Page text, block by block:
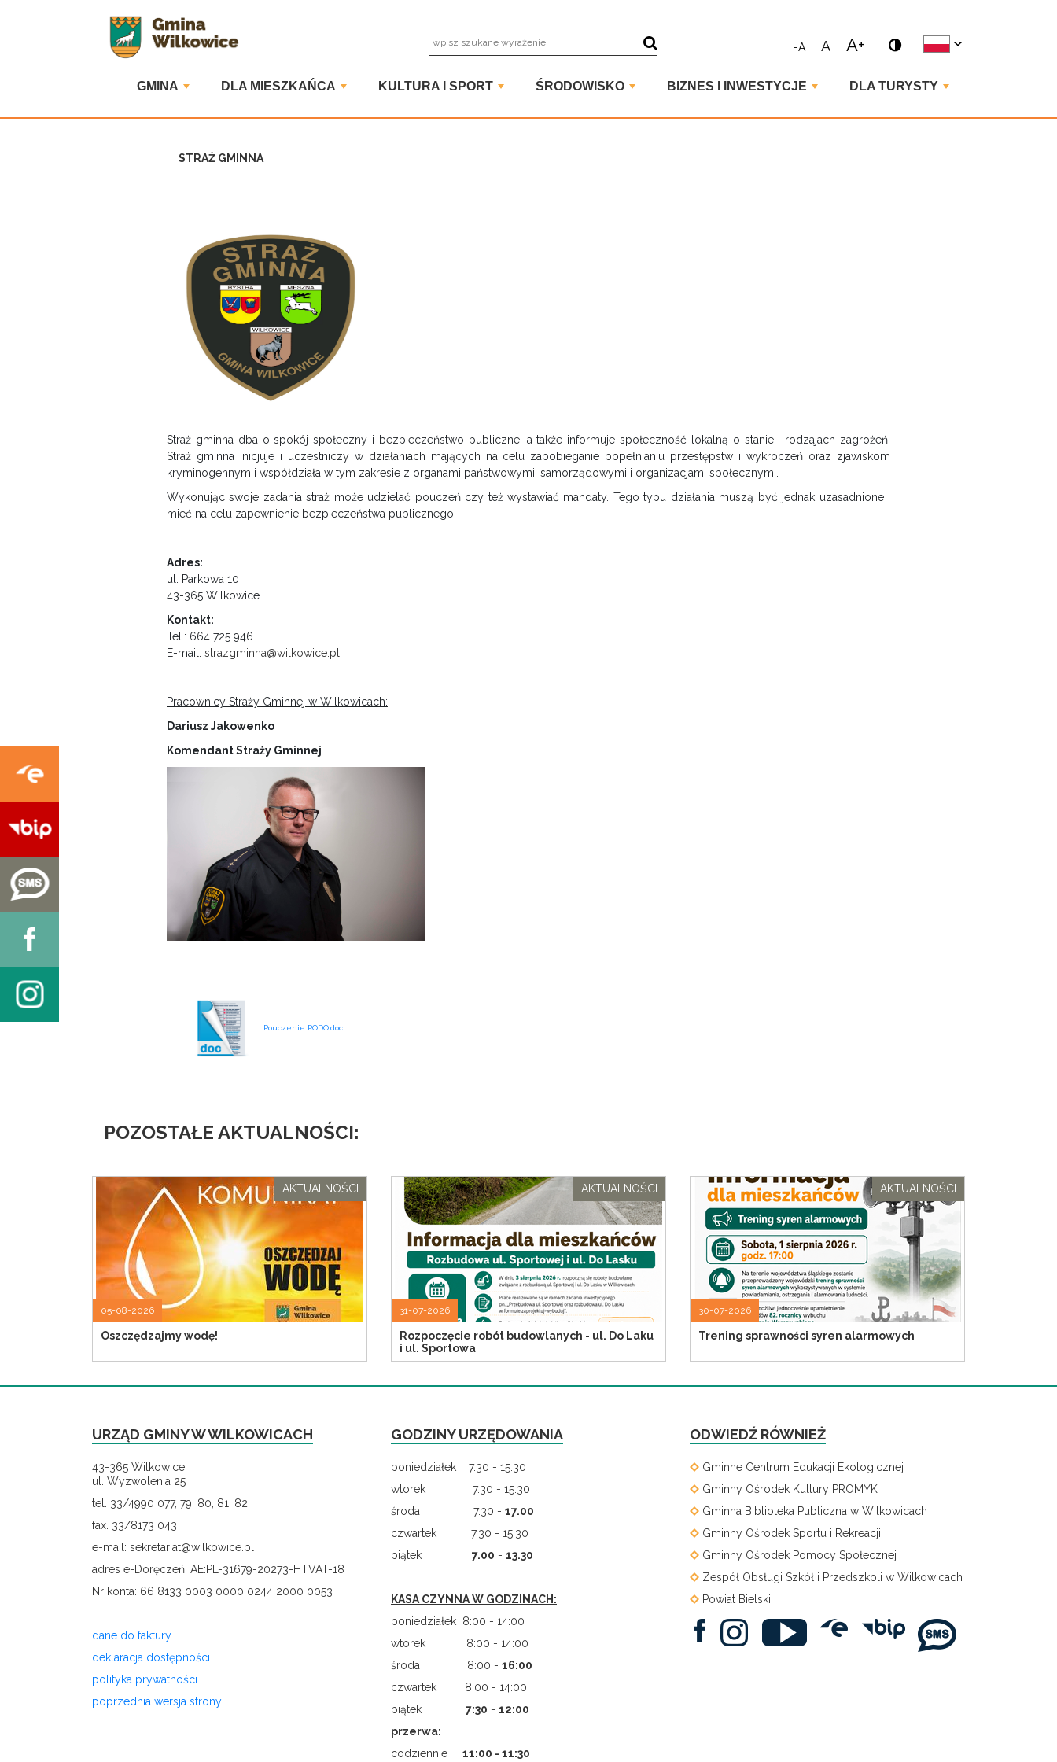
-A A A+
GMINA DLA MIESZKAŃCA KULTURA I SPORT ŚRODOWISKO BIZNES I INWESTYCJE DLA TURYSTY
STRAŻ GMINNA
Straż gminna dba ospokój społeczny i bezpieczeństwo publiczne, a także informuje społeczność lokalną o stanie i rodzajach zagrożeń,
Straż gminna inicjuje i uczestniczy w działaniach mających na celu zapobieganie popełnianiu przestępstw i wykroczeń oraz zjawiskom
kryminogennym i współdziała w tym zakresie z organami państwowymi, samorządowymi i organizacjami społecznymi.
Wykonując swoje zadania straż może udzielać pouczeń czy też wystawiać mandaty. Tego typu działania muszą być jednak uzasadnione i
mieć na celu zapewnienie bezpieczeństwa publicznego.
Adres:
ul. Parkowa 10
43-365 Wilkowice
Kontakt:
Tel.: 664 725 946
E-mail: strazgminna@wilkowice.pl
Pracownicy Straży Gminnej w Wilkowicach:
Dariusz Jakowenko
Komendant Straży Gminnej
Pouczenie RODO.doc
POZOSTAŁE AKTUALNOŚCI:
05-08-2026
Oszczędzajmy wodę!
AKTUALNOŚCI
31-07-2026
Rozpoczęcie robót budowlanych - ul. Do Laku
i ul. Sportowa
AKTUALNOŚCI
30-07-2026
Trening sprawności syren alarmowych
AKTUALNOŚCI
URZĄD GMINY W WILKOWICACH
43-365 Wilkowice
ul. Wyzwolenia 25
tel. 33/4990 077, 79, 80, 81, 82
fax. 33/8173 043
e-mail: sekretariat@wilkowice.pl
adres e-Doręczeń: AE:PL-31679-20273-HTVAT-18
Nr konta: 66 8133 0003 0000 0244 2000 0053
dane do faktury
deklaracja dostępności
polityka prywatności
poprzednia wersja strony
GODZINY URZĘDOWANIA
poniedziałek 7.30 - 15.30
wtorek 7.30 - 15.30
środa 7.30 - 17.00
czwartek 7.30 - 15.30
piątek 7.00 - 13.30
KASA CZYNNA W GODZINACH:
poniedziałek 8:00 - 14:00
wtorek 8:00 - 14:00
środa 8:00 - 16:00
czwartek 8:00 - 14:00
piątek 7:30 - 12:00
przerwa:
codziennie
11:00 - 11:30
ODWIEDŹ RÓWNIEŻ
Gminne Centrum Edukacji Ekologicznej
Gminny Ośrodek Kultury PROMYK
Gminna Biblioteka Publiczna w Wilkowicach
Gminny Ośrodek Sportu i Rekreacji
Gminny Ośrodek Pomocy Społecznej
Zespół Obsługi Szkół i Przedszkoli w Wilkowicach
Powiat Bielski